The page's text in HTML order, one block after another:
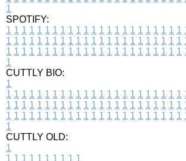
1
SPOTIFY:
1 1 1 1 1 1 1 1 1 1 1 1 1 1 1 1 1 1 1 1 1 1 1
1 1 1 1 1 1 1 1 1 1 1 1 1 1 1 1 1 1 1 1 1 1 1
1 1 1 1 1 1 1 1 1 1 1 1 1 1 1 1 1 1 1 1 1 1 1
1
CUTTLY BIO:
1
1 1 1 1 1 1 1 1 1 1 1 1 1 1 1 1 1 1 1 1 1 1 1
1 1 1 1 1 1 1 1 1 1 1 1 1 1 1 1 1 1 1 1 1 1 1
1 1 1 1 1 1 1 1 1 1 1 1 1 1 1 1 1 1 1 1 1 1 1
1
CUTTLY OLD:
1
1 1 1 1 1 1 1 1 1 1